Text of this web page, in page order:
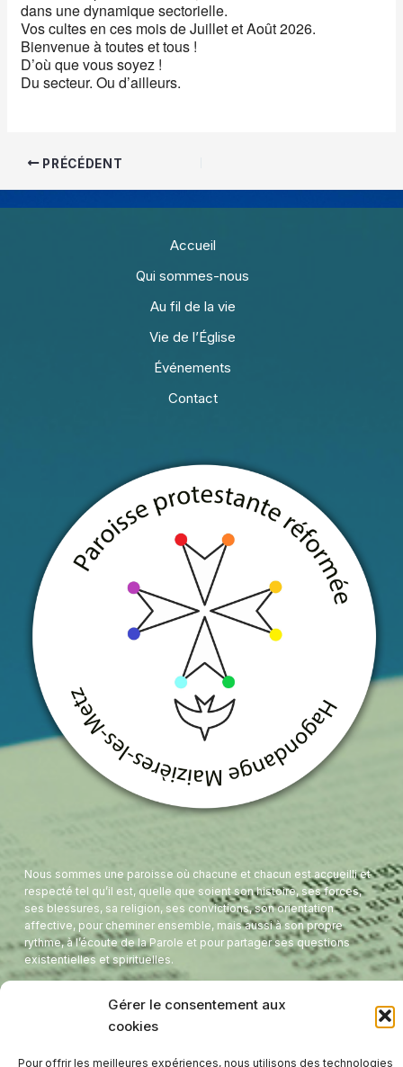
Gérer le consentement aux
cookies
Pour offrir les meilleures expériences, nous utilisons des technologies
dans une dynamique sectorielle.
Vos cultes en ces mois de Juillet et Août 2026.
Bienvenue à toutes et tous !
D’où que vous soyez !
Du secteur. Ou d’ailleurs.
PRÉCÉDENT
Accueil
Qui sommes-nous
Au fil de la vie
Vie de l’Église
Événements
Contact
Nous sommes une paroisse où chacune et chacun est accueilli et
respecté tel qu’il est, quelle que soient son histoire, ses forces,
ses blessures, sa religion, ses convictions, son orientation
affective, pour cheminer ensemble, mais aussi à son propre
rythme, à l’écoute de la Parole et pour partager ses questions
existentielles et spirituelles.
Tel:03 87 71 41 56
Presbytère - 8 Rue de l'étang
Temple - 1 Avenue de France